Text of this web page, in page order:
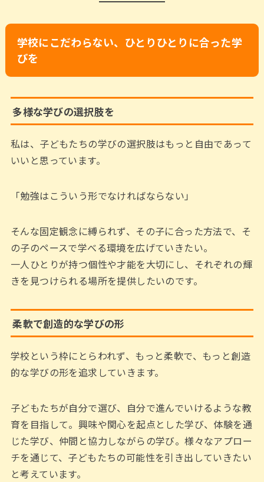
学校にこだわらない、ひとりひとりに合った学
びを
多様な学びの選択肢を
私は、子どもたちの学びの選択肢はもっと自由であって
いいと思っています。
「勉強はこういう形でなければならない」
そんな固定観念に縛られず、その子に合った方法で、そ
の子のペースで学べる環境を広げていきたい。
一人ひとりが持つ個性や才能を大切にし、それぞれの輝
きを見つけられる場所を提供したいのです。
柔軟で創造的な学びの形
学校という枠にとらわれず、もっと柔軟で、もっと創造
的な学びの形を追求していきます。
子どもたちが自分で選び、自分で進んでいけるような教
育を目指して。興味や関心を起点とした学び、体験を通
じた学び、仲間と協力しながらの学び。様々なアプロー
チを通じて、子どもたちの可能性を引き出していきたい
と考えています。